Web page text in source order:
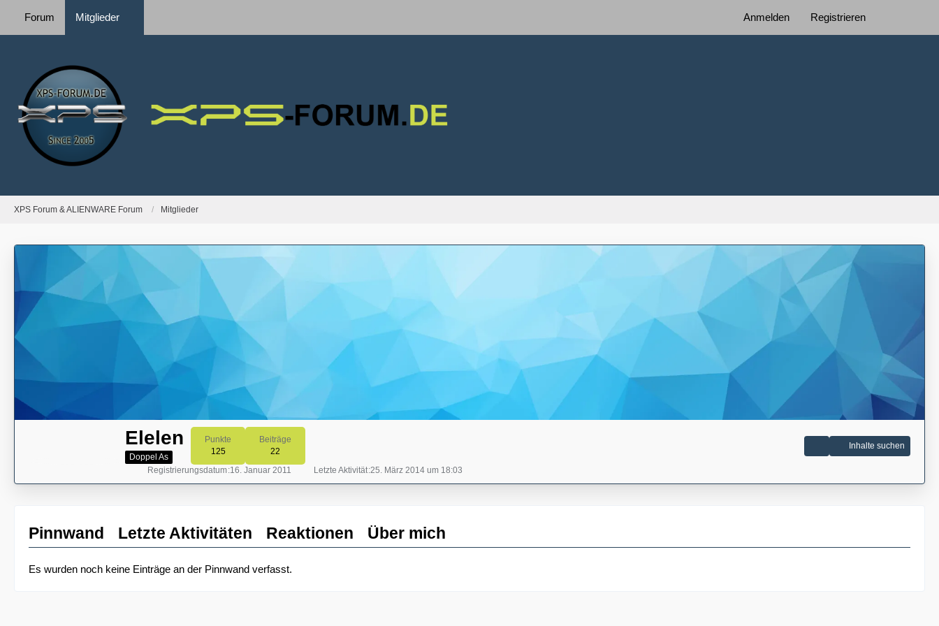
Forum Mitglieder Anmelden Registrieren
XPS Forum & ALIENWARE Forum Mitglieder
Elelen
Doppel As
Punkte
125
Beiträge
22
Inhalte suchen
Registrierungsdatum 16. Januar 2011 Letzte Aktivität 25. März 2014 um 18:03
Pinnwand Letzte Aktivitäten Reaktionen Über mich
Es wurden noch keine Einträge an der Pinnwand verfasst.